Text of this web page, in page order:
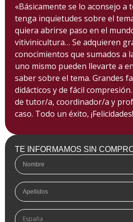
«Básicamente se lo aconsejo a
tenga inquietudes sobre el
quiera abrirse paso en el
vitivinicultura… Se adquieren
conocimientos que sumados a
uno mismo pueden llevarte a
saber sobre el tema. Grandes
didácticos y de fácil
de tutor/a, coordinador/a y
caso. Todo un éxito,
TE INFORMAMOS SIN